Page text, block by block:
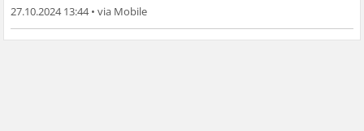
27.10.2024 13:44•